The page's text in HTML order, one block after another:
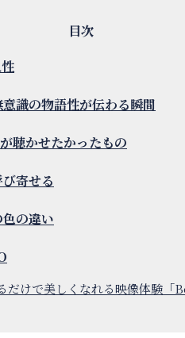
識の物語性が伝わる瞬間
聴かせたかったもの
寄せる
の違い
だけで美しくなれる映像体験